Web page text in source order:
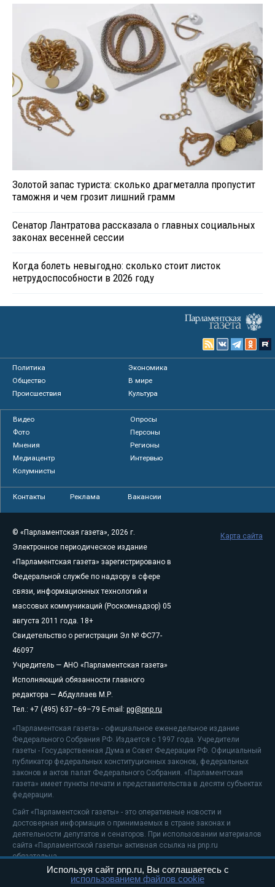
Золотой запас туриста: сколько драгметалла пропустит
таможня и чем грозит лишний грамм
Сенатор Лантратова рассказала о главных социальных
законах весенней сессии
Когда болеть невыгодно: сколько стоит листок
нетрудоспособности в 2026 году
Политика
Экономика
Общество
В мире
Происшествия
Культура
Видео
Опросы
Фото
Персоны
Мнения
Регионы
Медиацентр
Интервью
Колумнисты
Контакты Реклама Вакансии
© «Парламентская газета», 2026 г.
Электронное периодическое издание
«Парламентская газета» зарегистрировано в
Федеральной службе по надзору в сфере
связи, информационных технологий и
массовых коммуникаций (Роскомнадзор) 05
августа 2011 года. 18+
Свидетельство о регистрации Эл № ФС77-
46097
Учредитель — АНО «Парламентская газета»
Исполняющий обязанности главного
редактора — Абдуллаев М.Р.
Тел.: +7 (495) 637–69–79 E-mail: pg@pnp.ru
«Парламентская газета» - официальное еженедельное издание
Федерального Собрания РФ. Издается с 1997 года. Учредители
газеты - Государственная Дума и Совет Федерации РФ. Официальный
публикатор федеральных конституционных законов, федеральных
законов и актов палат Федерального Собрания. «Парламентская
газета» имеет пункты печати и представительства в десяти субъектах
федерации.
Сайт «Парламентской газеты» - это оперативные новости и
достоверная информация о принимаемых в стране законах и
деятельности депутатов и сенаторов. При использовании материалов
сайта «Парламентской газеты» активная ссылка на pnp.ru
обязательна.
На информационном ресурсе применяютсярекомендательные
Карта сайта
Используя сайт pnp.ru, Вы соглашаетесь с
использованием файлов cookie